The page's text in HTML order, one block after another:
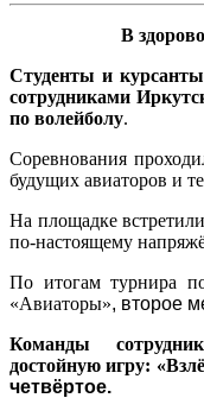
В
Студенты и
сотрудниками
по волейболу.
Соревнования
будущих авиаторов и
На площадке
по-настоящему
По итогам турнира
«Авиаторы», второе
Команды
достойную игру:
четвёртое.